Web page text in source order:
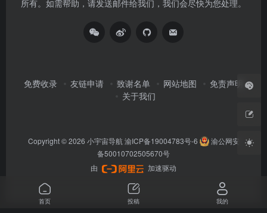
所有。如需帮助，请发送邮件给我们，我们会尽快为您处理。
免费收录 友链申请 致谢名单 网站地图
免责声明
关于我们
Copyright © 2026 小宇宙导航 渝ICP备19004783号-6
渝公网安
备50010702505670号
由
加速驱动
首页 投稿 我的